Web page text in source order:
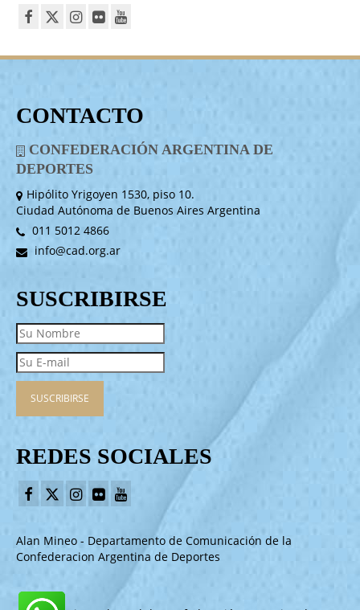
CONTACTO
CONFEDERACIÓN ARGENTINA DE
DEPORTES
Hipólito Yrigoyen 1530, piso 10.
Ciudad Autónoma de Buenos Aires Argentina
011 5012 4866
info@cad.org.ar
SUSCRIBIRSE
REDES SOCIALES
Alan Mineo - Departamento de Comunicación de la
Confederacion Argentina de Deportes